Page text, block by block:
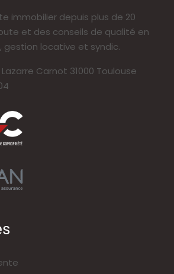
immobilier depuis plus de 20
et des conseils de qualité en
gestion locative et syndic.
Carnot 31000 Toulouse